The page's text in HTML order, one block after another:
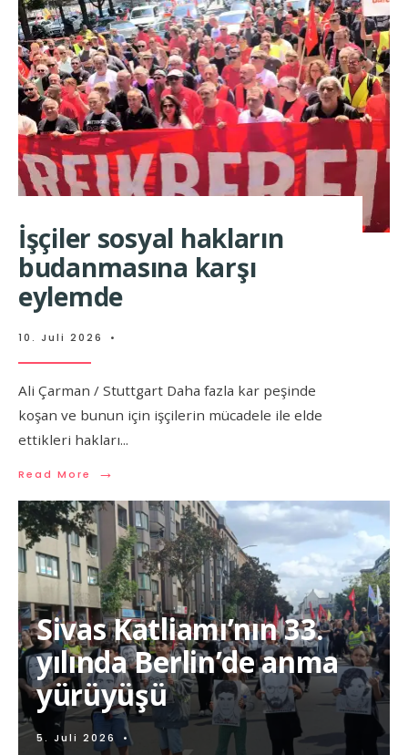
İşçiler sosyal hakların
budanmasına karşı
eylemde
10. Juli 2026 •
Ali Çarman / Stuttgart Daha fazla kar peşinde
koşan ve bunun için işçilerin mücadele ile elde
ettikleri hakları...
Read More →
Sivas Katliamı’nın 33.
yılında Berlin’de anma
yürüyüşü
5. Juli 2026 •